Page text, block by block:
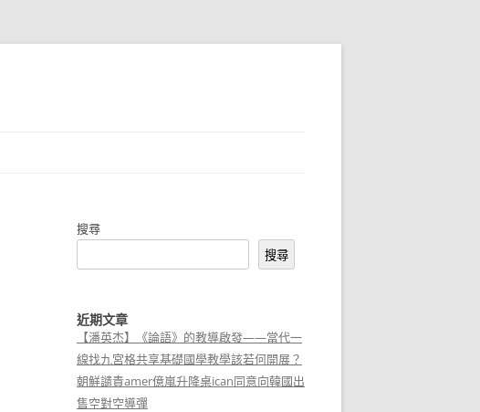
搜尋
搜尋
近期文章
【潘英杰】《論語》的教導啟發——當代一
線找九宮格共享基礎國學教學該若何開展？
朝鮮譴責amer億嵐升降桌ican同意向韓國出
售空對空導彈